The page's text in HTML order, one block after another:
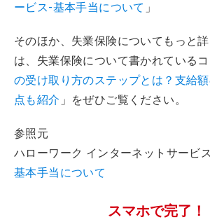
ービス-基本手当について 」
そのほか、失業保険についてもっと
は、失業保険について書かれている
の受け取り方のステップとは？支給
点も紹介 」をぜひご覧ください。
参照元
ハローワーク インターネットサービス
基本手当について
スマホで完了！